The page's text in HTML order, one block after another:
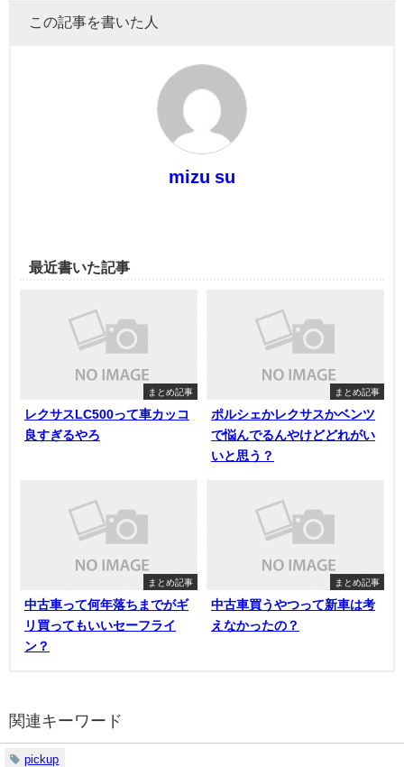
この記事を書いた人
mizu su
最近書いた記事
まとめ記事
レクサスLC500って車カッコ
良すぎるやろ
まとめ記事
ポルシェかレクサスかベンツ
で悩んでるんやけどどれがい
いと思う？
まとめ記事
中古車って何年落ちまでがギ
リ買ってもいいセーフライ
ン？
まとめ記事
中古車買うやつって新車は考
えなかったの？
関連キーワード
pickup